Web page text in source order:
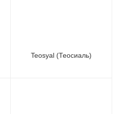
Teosyal (Теосиаль)